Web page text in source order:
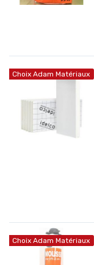
Choix Adam Matériaux
Choix Adam Matériaux